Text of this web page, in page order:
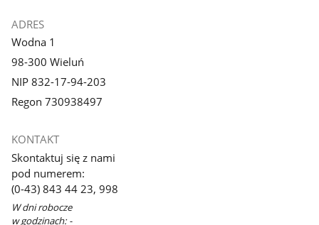
ADRES
Wodna 1
98-300 Wieluń
NIP 832-17-94-203
Regon 730938497
KONTAKT
Skontaktuj się z nami
pod numerem:
(0-43) 843 44 23, 998
W dni robocze
w godzinach: -